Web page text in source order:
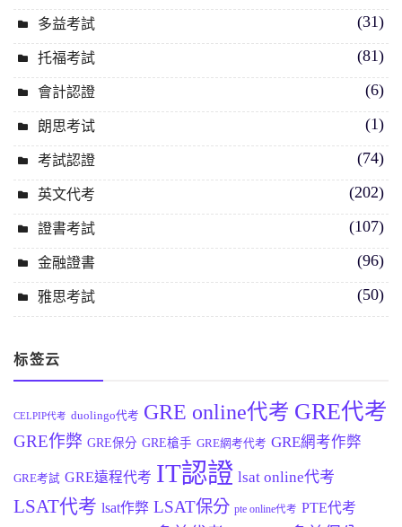
多益考試 (31)
托福考試 (81)
會計認證 (6)
朗思考试 (1)
考試認證 (74)
英文代考 (202)
證書考試 (107)
金融證書 (96)
雅思考試 (50)
标签云
CELPIP代考 duolingo代考 GRE online代考 GRE代考
GRE作弊 GRE保分 GRE槍手 GRE網考代考 GRE網考作弊
GRE考試 GRE遠程代考 IT認證 lsat online代考
LSAT代考 lsat作弊 LSAT保分 pte online代考 PTE代考